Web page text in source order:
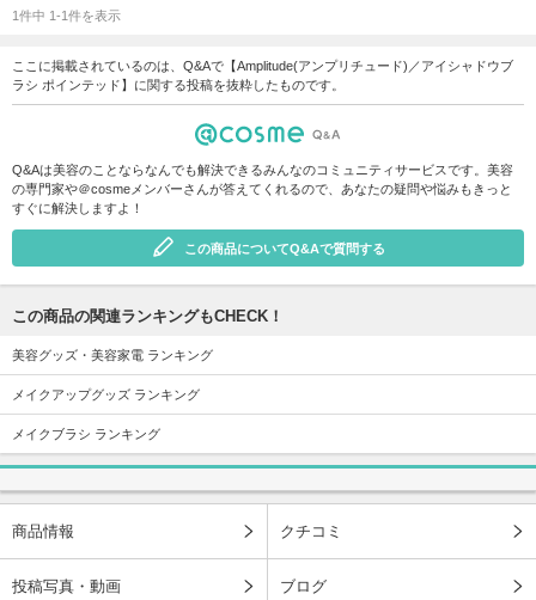
1件中 1-1件を表示
ここに掲載されているのは、Q&Aで【Amplitude(アンプリチュード)／アイシャドウブ
ラシ ポインテッド】に関する投稿を抜粋したものです。
Q&Aは美容のことならなんでも解決できるみんなのコミュニティサービスです。美容
の専門家や＠cosmeメンバーさんが答えてくれるので、あなたの疑問や悩みもきっと
すぐに解決しますよ！
この商品についてQ&Aで質問する
この商品の関連ランキングもCHECK！
美容グッズ・美容家電 ランキング
メイクアップグッズ ランキング
メイクブラシ ランキング
商品情報 クチコミ
投稿写真・動画 ブログ